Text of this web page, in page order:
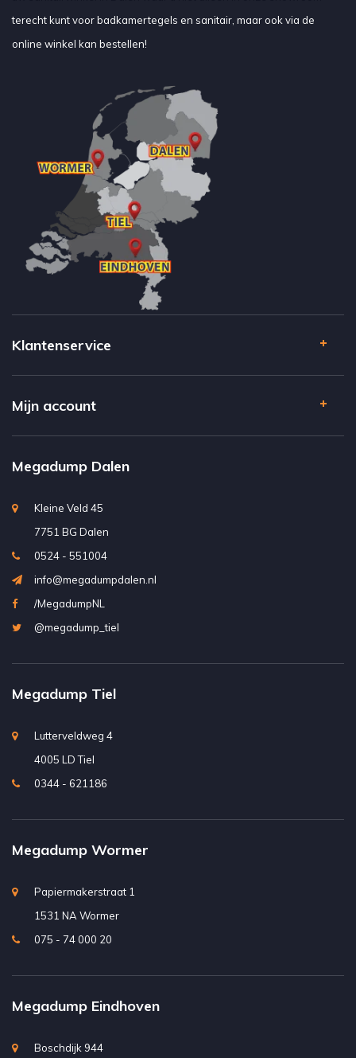
terecht kunt voor badkamertegels en sanitair, maar ook via de
online winkel kan bestellen!
Klantenservice
Mijn account
Megadump Dalen
Kleine Veld 45
7751 BG Dalen
0524 - 551004
info@megadumpdalen.nl
/MegadumpNL
@megadump_tiel
Megadump Tiel
Lutterveldweg 4
4005 LD Tiel
0344 - 621186
Megadump Wormer
Papiermakerstraat 1
1531 NA Wormer
075 - 74 000 20
Megadump Eindhoven
Boschdijk 944